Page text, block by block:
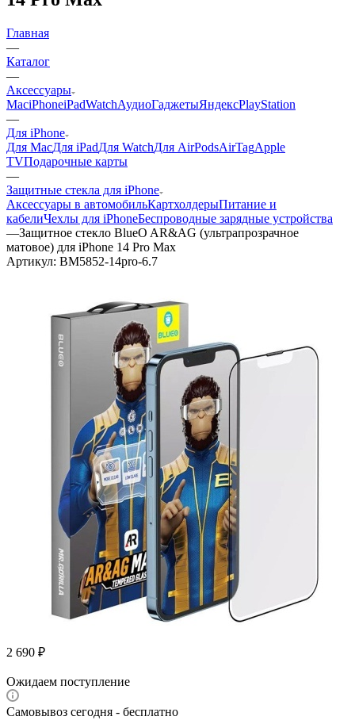
Главная
—
Каталог
—
Аксессуары
MaciPhoneiPadWatchАудиоГаджетыЯндексPlayStation
—
Для iPhone
Для MacДля iPadДля WatchДля AirPodsAirTagApple
TVПодарочные карты
—
Защитные стекла для iPhone
Аксессуары в автомобильКартхолдерыПитание и
кабелиЧехлы для iPhoneБеспроводные зарядные устройства
—Защитное стекло BlueO AR&AG (ультрапрозрачное
матовое) для iPhone 14 Pro Max
Артикул: BM5852-14pro-6.7
2 690 ₽
Ожидаем поступление
Самовывоз сегодня - бесплатно